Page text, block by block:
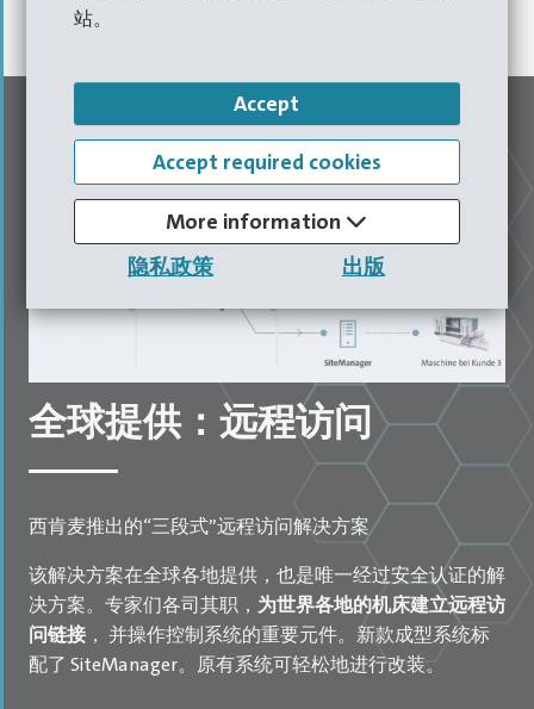
站。
Accept
Accept required cookies
More information
隐私政策
出版
全球提供：远程访问
西肯麦推出的“三段式”远程访问解决方案
该解决方案在全球各地提供，也是唯一经过安全认证的解
决方案。专家们各司其职， 为世界各地的机床建立远程访
问链接 ， 并操作控制系统的重要元件。新款成型系统标
配了 SiteManager。原有系统可轻松地进行改装。